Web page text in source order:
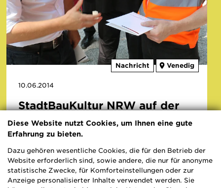
Nachricht Venedig
10.06.2014
StadtBauKultur NRW auf der
14. Architektur-Biennale in
Venedig
Vergangenes Wochenende eröffnete die 14.
Architektur-Biennale in Venedig. Zu diesem
Anlass kamen wie gewohnt Architektinnen und
Diese Website nutzt Cookies, um Ihnen eine gute
Erfahrung zu bieten.
Dazu gehören wesentliche Cookies, die für den Betrieb der
Website erforderlich sind, sowie andere, die nur für anonyme
statistische Zwecke, für Komforteinstellungen oder zur
Anzeige personalisierter Inhalte verwendet werden. Sie